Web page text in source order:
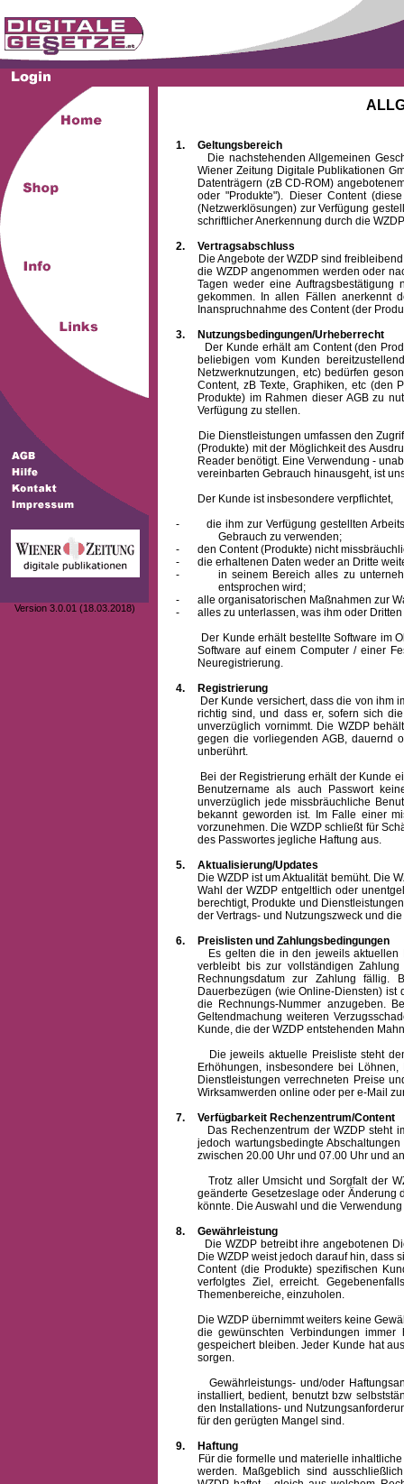
Version 3.0.01 (18.03.2018)
1.
Geltungsbereich
Die nachstehenden Allgemeinen
Wiener Zeitung Digitale Publikationen
Datenträgern (zB CD-ROM)
oder "Produkte"). Dieser Content
(Netzwerklösungen) zur Verfügung
schriftlicher Anerkennung durch die
2.
Vertragsabschluss
Die Angebote der WZDP sind freibleibend.
die WZDP angenommen werden oder
Tagen weder eine
gekommen. In allen Fällen anerkennt
Inanspruchnahme des Content (der
3.
Nutzungsbedingungen/Urheberrecht
Der Kunde erhält am Content (den
beliebigen vom Kunden
Netzwerknutzungen, etc) bedürfen
Content, zB Texte, Graphiken, etc (den
Produkte) im Rahmen dieser AGB zu
Verfügung zu stellen.
Die Dienstleistungen umfassen den Zugriff
(Produkte) mit der Möglichkeit des
Reader benötigt. Eine Verwendung -
vereinbarten Gebrauch hinausgeht, ist
Der Kunde ist insbesondere verpflichtet,
-
die ihm zur Verfügung gestellten
Gebrauch zu verwenden;
-
den Content (Produkte) nicht
-
die erhaltenen Daten weder an Dritte
-
in seinem Bereich alles zu
entsprochen wird;
-
alle organisatorischen Maßnahmen zur
-
alles zu unterlassen, was ihm oder
Der Kunde erhält bestellte Software im
Software auf einem Computer / einer
Neuregistrierung.
4.
Registrierung
Der Kunde versichert, dass die von ihm
richtig sind, und dass er, sofern sich
unverzüglich vornimmt. Die WZDP
gegen die vorliegenden AGB, dauernd
unberührt.
Bei der Registrierung erhält der Kunde
Benutzernameals auch Passwort
unverzüglich jede missbräuchliche
bekannt geworden ist. Im Falle einer
vorzunehmen. Die WZDP schließt für
des Passwortes jegliche Haftung aus.
5.
Aktualisierung/Updates
Die WZDP ist um Aktualität bemüht. Die
Wahl der WZDP entgeltlich oder
berechtigt, Produkte und
der Vertrags- und Nutzungszweck und
6.
Preislisten und Zahlungsbedingungen
Es gelten die in den jeweils aktuellen
verbleibt bis zur vollständigen
Rechnungsdatum zur Zahlung fällig.
Dauerbezügen (wie Online-Diensten)
die Rechnungs-Nummer anzugeben.
Geltendmachung weiteren
Kunde, die der WZDP entstehenden
Die jeweils aktuelle Preisliste steht dem
Erhöhungen, insbesondere bei
Dienstleistungen verrechneten Preise
Wirksamwerden online oder per e-Mail
7.
Verfügbarkeit Rechenzentrum/Content
Das Rechenzentrum der WZDP steht im
jedoch wartungsbedingte
zwischen 20.00 Uhr und 07.00 Uhr und
Trotz aller Umsicht und Sorgfalt der
geänderte Gesetzeslage oder Änderung
könnte. Die Auswahl und die
8.
Gewährleistung
Die WZDP betreibt ihre angebotenen
Die WZDP weist jedoch darauf hin, dass
Content (die Produkte) spezifischen
verfolgtes Ziel, erreicht.
Themenbereiche, einzuholen.
Die WZDP übernimmt weiters keine
die gewünschten Verbindungen
gespeichert bleiben. Jeder Kunde hat
sorgen.
Gewährleistungs- und/oder
installiert, bedient, benutzt bzw
den Installations- und
für den gerügten Mangel sind.
9.
Haftung
Für die formelle und materielle
werden. Maßgeblich sind